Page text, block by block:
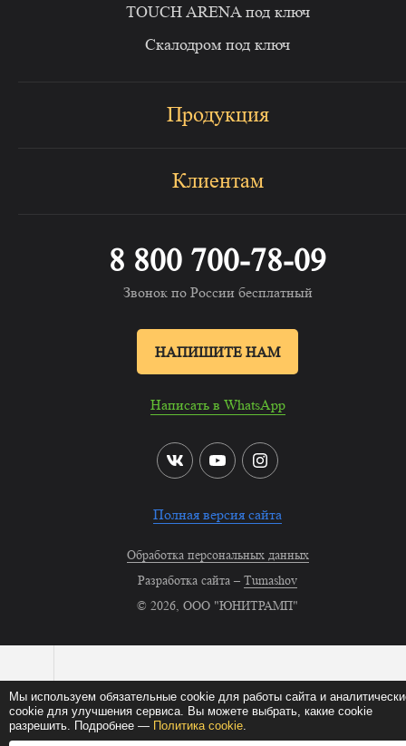
8 800 700-78-09
Звонок по России бесплатный
НАПИШИТЕ НАМ
Написать в WhatsApp
Полная версия сайта
Обработка персональных данных
Разработка сайта – Tumashov
© 2026, ООО "ЮНИТРАМП"
TOUCH ARENA под ключ
Скалодром под ключ
Продукция
Клиентам
Мы используем обязательные cookie для работы сайта и
cookie для улучшения сервиса. Вы можете выбрать, какие cookie
разрешить. Подробнее — Политика cookie.